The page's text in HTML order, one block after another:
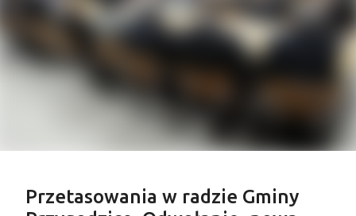
Przetasowania w radzie Gminy